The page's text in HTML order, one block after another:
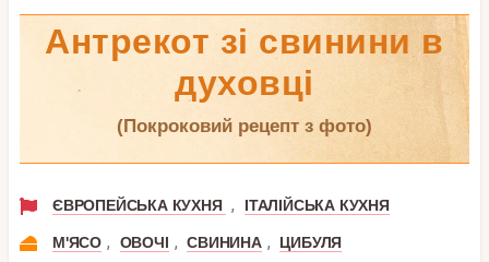
Антрекот зі свинини в
духовці
(покроковий рецепт з фото)
ЄВРОПЕЙСЬКА КУХНЯ , ІТАЛІЙСЬКА КУХНЯ
М'ЯСО , ОВОЧІ , СВИНИНА , ЦИБУЛЯ